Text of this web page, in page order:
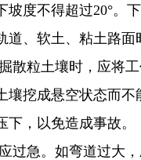
坡度不得超过20°。
道、软土、粘土路面
散粒土壤时，应将
壤挖成悬空状态而
，以免造成事故。
过急。如弯道过大